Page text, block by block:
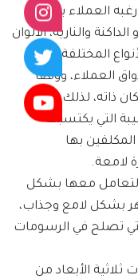
العملاء بين
والنارية، الالوان
المختلفة من
العملاء، ووفقا
ذاته، لذلك عملية
التي يكتسبها
بها
لامعة.
التعامل معها بشكل
بشكل لامع وجذاب،
تصلح في الرسومات
ثلاثية الأبعاد من